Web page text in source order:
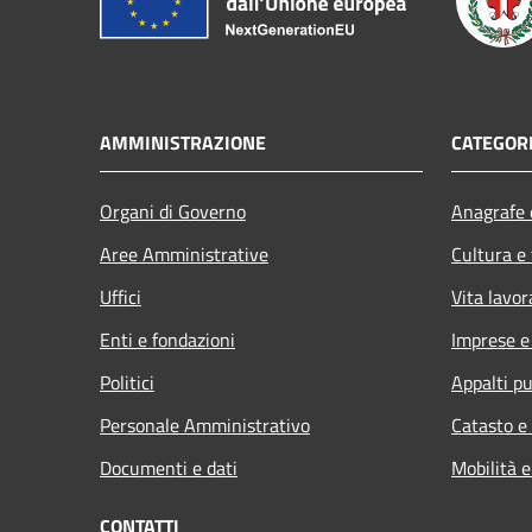
AMMINISTRAZIONE
Organi di Governo
Aree Amministrative
Uffici
Enti e fondazioni
Politici
Personale Amministrativo
Documenti e dati
Cultura
Vita
Imprese
Appalti
Catasto
Mobilità
CONTATTI